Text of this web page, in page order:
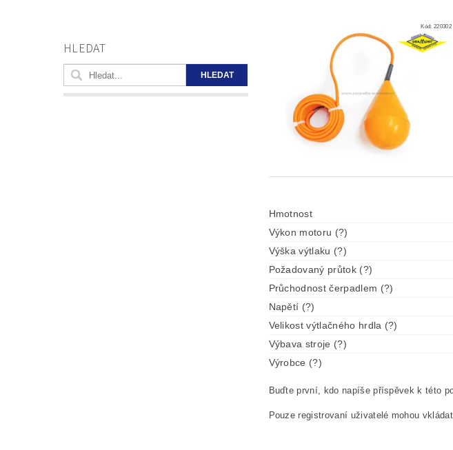
HLEDAT
Kód: 220302
Hmotnost
Výkon motoru (?)
Výška výtlaku (?)
Požadovaný průtok (?)
Průchodnost čerpadlem (?)
Napětí (?)
Velikost výtlačného hrdla (?)
Výbava stroje (?)
Výrobce (?)
Buďte první, kdo napíše příspěvek k této
Pouze registrovaní uživatelé mohou